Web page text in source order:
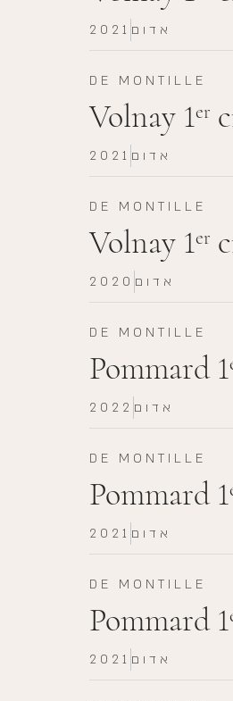
2021 אדום
DE MONTILLE
Volnay 1er
2021 אדום
DE MONTILLE
Volnay 1er
2020 אדום
DE MONTILLE
Pommard 1
2022 אדום
DE MONTILLE
Pommard 1
2021 אדום
DE MONTILLE
Pommard 1
2021 אדום